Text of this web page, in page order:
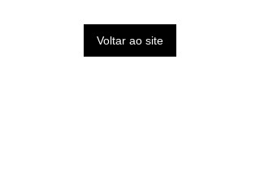
Voltar ao site